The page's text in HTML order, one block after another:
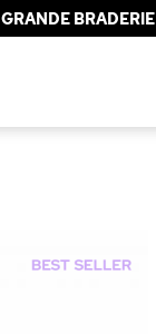
GRANDE